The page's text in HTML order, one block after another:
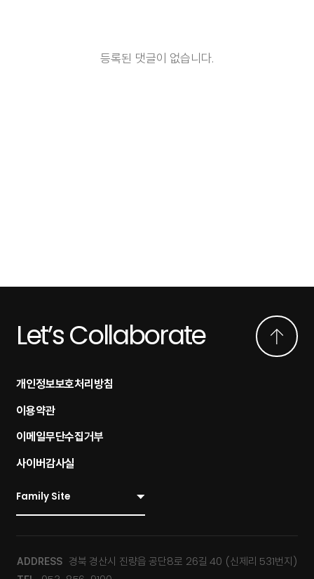
등록된 댓글이 없습니다.
Let’s Collaborate
개인정보보호처리방침
이용약관
이메일무단수집거부
사이버감사실
ADDRESS 경북 경산시 진량읍 공단8로 26길 40 (신제리 531번지)